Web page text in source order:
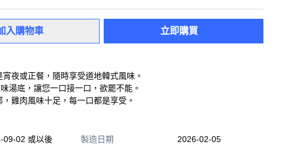
入購物車 立即購買
夜或正餐，隨時享受道地韓式風味。
湯底，讓您一口接一口，欲罷不能。
雞肉風味十足，每一口都是享受。
09-02 或以後
製造日期
2026-02-05